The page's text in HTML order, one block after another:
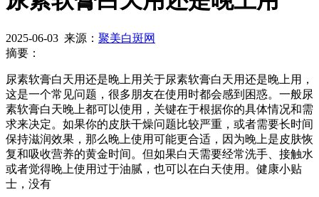
2025-06-03 来源： 聚美白斑网
摘要：
尿素软膏白天用还是晚上用关于尿素软膏白天用还是晚上用，
这是一个常见问题，很多朋友在使用时都会感到困惑。一般尿
素软膏白天晚上都可以使用，关键在于根据你的具体情况和需
求来决定。如果你的皮肤干燥问题比较严重，或者需要长时间
保持滋润效果，那么晚上使用可能更合适，因为晚上是皮肤恢
复和吸收营养的黄金时间。但如果白天需要经常洗手、接触水
或者觉得晚上使用过于油腻，也可以在白天使用。健康小贴
士，没有